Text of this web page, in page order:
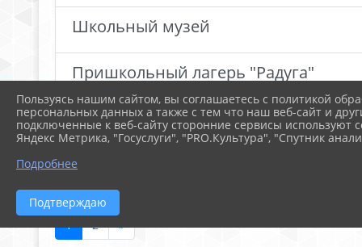
Школьный музей
Пришкольный лагерь "Радуга"
Футбольный матч на Кубок мэра
прием в Юнармию
1 2 »
Пользуясь нашим сайтом, вы соглашаетесь с политикой
персональных данных а также с тем что наш веб-сайт и
подключенные к веб-сайту сторонние сервисы используют
Яндекс Метрика, "Госуслуги", "PRO.Культура", "Спутник
Подробнее
Подтверждаю